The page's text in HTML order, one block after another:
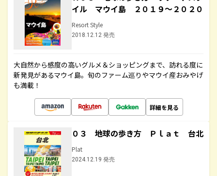
イル マウイ島 ２０１９～２０２０
Resort Style
2018.12.12 発売
大自然から感度の高いグルメ＆ショッピングまで、訪れる度に
新発見があるマウイ島。旬のファーム巡りやマウイ産おみやげ
も満載！
詳細を見る
０３ 地球の歩き方 Ｐｌａｔ 台北
Plat
2024.12.19 発売